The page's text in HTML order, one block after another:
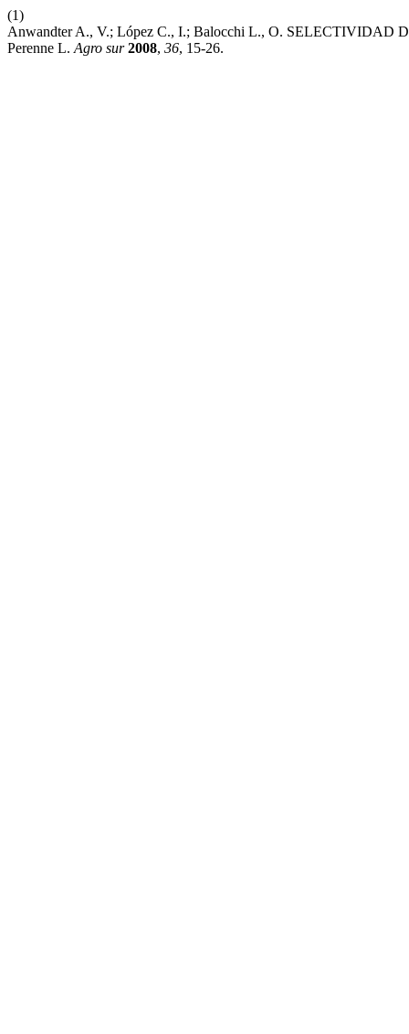
(1)
Anwandter A., V.; López C., I.; Balocchi L., O.
Perenne L. Agro sur 2008, 36, 15-26.